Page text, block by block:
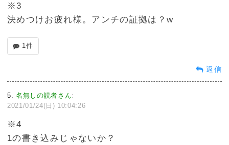
※3
決めつけお疲れ様。アンチの証拠は？w
1件
返信
5 名無しの読者さん:
2021/01/24(日) 10:04:26
※4
1の書き込みじゃないか？